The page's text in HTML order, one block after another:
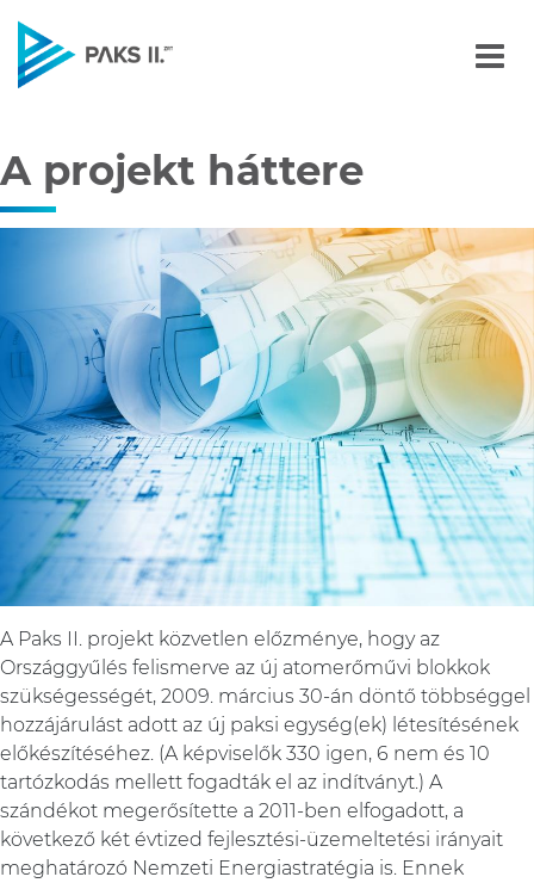
A projekt háttere
A Paks II. projekt közvetlen előzménye, hogy az
Országgyűlés felismerve az új atomerőművi blokkok
szükségességét, 2009. március 30-án döntő többséggel
hozzájárulást adott az új paksi egység(ek) létesítésének
előkészítéséhez. (A képviselők 330 igen, 6 nem és 10
tartózkodás mellett fogadták el az indítványt.) A
szándékot megerősítette a 2011-ben elfogadott, a
következő két évtized fejlesztési-üzemeltetési irányait
meghatározó Nemzeti Energiastratégia is. Ennek